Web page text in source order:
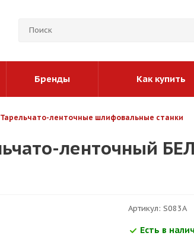
Бренды Как купить
Тарельчато-ленточные шлифовальные станки
ленточный
Артикул: S083A
Есть в